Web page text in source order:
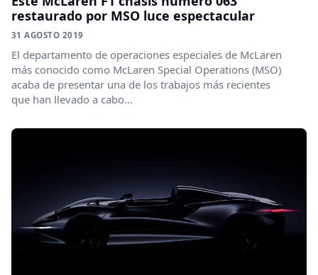
restaurado por MSO luce espectacular
31 AGOSTO 2019
El departamento de operaciones especiales de McLaren
más conocido como McLaren Special Operations (MSO)
acaba de presentar una de los trabajos más recientes
que han llevado a cabo...